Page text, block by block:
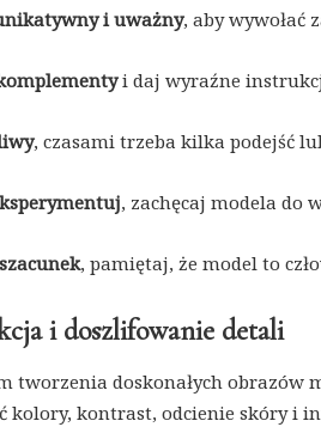
i uważny, aby wywołać
i daj wyraźne
, czasami trzeba kilka podejść
, zachęcaj modela do
, pamiętaj, że model to
i doszlifowanie detali
tworzenia doskonałych obrazów
kolory, kontrast, odcienie skóry i